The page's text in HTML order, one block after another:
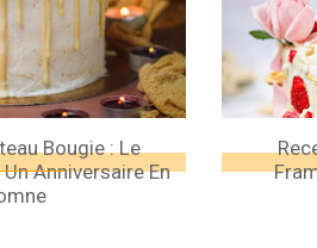
Bougie : Le
Anniversaire En